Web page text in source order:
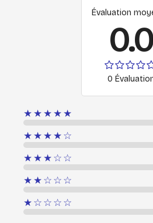
Évaluation
0.0
0
★★★★★
★★★★☆
★★★☆☆
★★☆☆☆
★☆☆☆☆